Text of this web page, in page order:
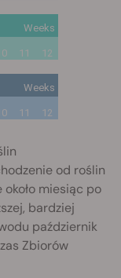
11 12
11 12
Weeks
Weeks
od roślin
miesiąc po
bardziej
październik
Zbiorów